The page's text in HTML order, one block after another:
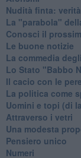
Nudità finta:
La "parabola"
Conosci il
Le buone notizie
La commedia
Lo Stato "Babbo
Il cacio con le pere
La politica come
Uomini e topi (di
Attraverso i vetri
Una modesta
Pensiero unico
Numeri